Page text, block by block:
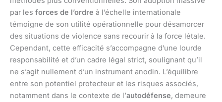
par les forces de l’ordre à l’échelle internationale
témoigne de son utilité opérationnelle pour désamorcer
des situations de violence sans recourir à la force létale.
Cependant, cette efficacité s’accompagne d’une lourde
responsabilité et d’un cadre légal strict, soulignant qu’il
ne s’agit nullement d’un instrument anodin. L’équilibre
entre son potentiel protecteur et les risques associés,
notamment dans le contexte de l’autodéfense, demeure